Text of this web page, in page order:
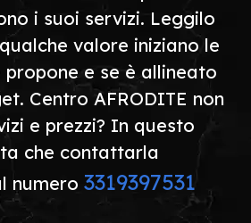
i suoi servizi. Leggilo
valore iniziano le
propone e se è allineato
Centro AFRODITE non
e prezzi? In questo
che contattarla
numero 3319397531